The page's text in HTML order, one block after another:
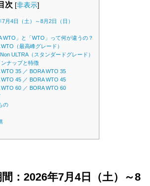
次 [非表示]
月4日（土）～8月2日（日）
WTO」と「WTO」って何が違うの？
（最高峰グレード）
ULTRA（スタンダードグレード）
ナップと特徴
35 ／ BORA WTO 35
45 ／ BORA WTO 45
60 ／ BORA WTO 60
の
間：2026年7月4日（土）～8